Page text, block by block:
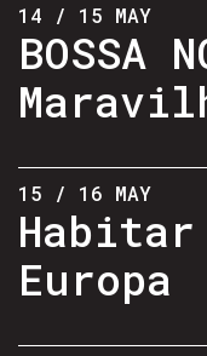
14 / 15 MAY
BOSSA
15 / 16 MAY
Europa